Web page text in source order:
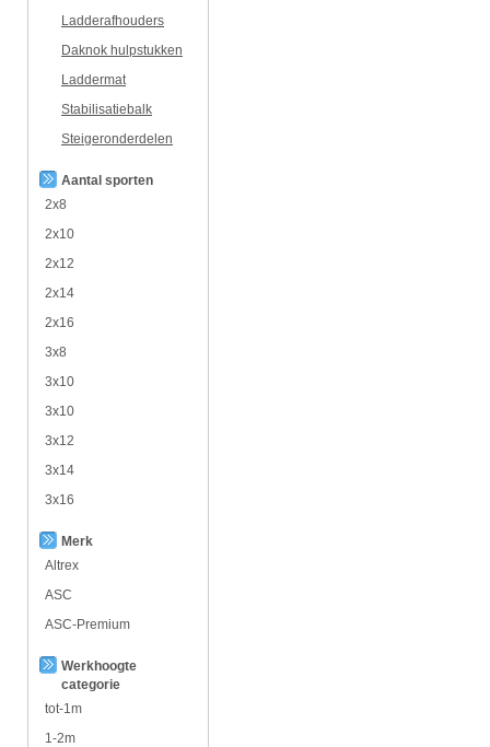
Ladderafhouders
Daknok hulpstukken
Laddermat
Stabilisatiebalk
Steigeronderdelen
Aantal sporten
2x8
2x10
2x12
2x14
2x16
3x8
3x10
3x10
3x12
3x14
3x16
Merk
Altrex
ASC
ASC-Premium
Werkhoogte
categorie
tot-1m
1-2m